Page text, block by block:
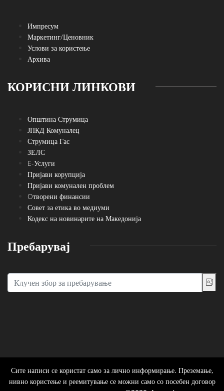
Импресум
Маркетинг/Ценовник
Услови за користење
Архива
КОРИСНИ ЛИНКОВИ
Општина Струмица
ЈПКД Комуналец
Струмица Гас
ЗЕЛС
E-Услуги
Пријави корупција
Пријави комунален проблем
Oтворени финансии
Совет за етика во медиуми
Кодекс на новинарите на Македонија
Пребарувај
Сите написи се користат само за лично информирање. Преземање,
нивно користење и реемитување се можни само со посебен договор